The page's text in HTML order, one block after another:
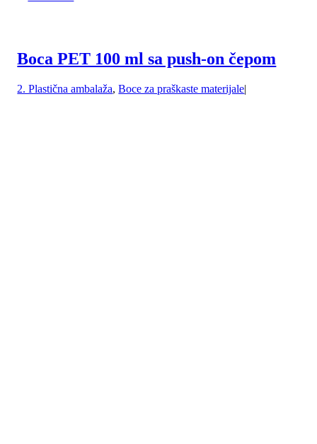
Boca PET 100 ml sa push-on čepom
2. Plastična ambalaža,Boce za praškaste materijale|